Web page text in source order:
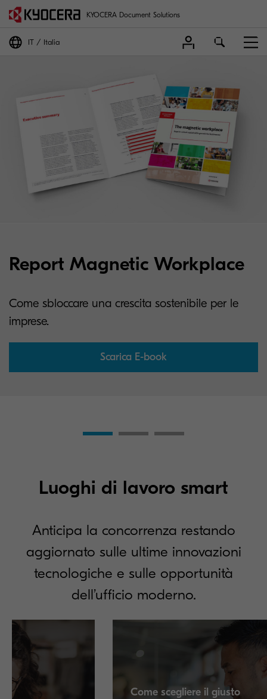
KYOCERA Document Solutions
IT Italia
Report Magnetic Workplace
Come sbloccare una crescita sostenibile per le
imprese.
Scarica E-book
Luoghi di lavoro smart
Anticipa la concorrenza restando
aggiornato sulle ultime innovazioni
tecnologiche e sulle opportunità
dell’ufficio moderno.
Come scegliere il giusto